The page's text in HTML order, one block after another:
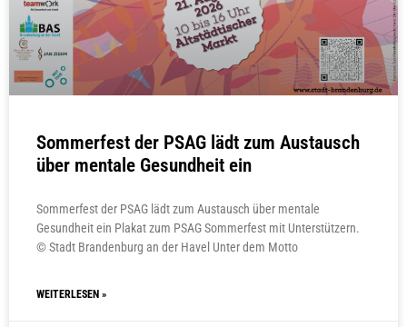
Sommerfest der PSAG lädt zum Austausch
über mentale Gesundheit ein
Sommerfest der PSAG lädt zum Austausch über mentale
Gesundheit ein Plakat zum PSAG Sommerfest mit Unterstützern.
© Stadt Brandenburg an der Havel Unter dem Motto
WEITERLESEN »